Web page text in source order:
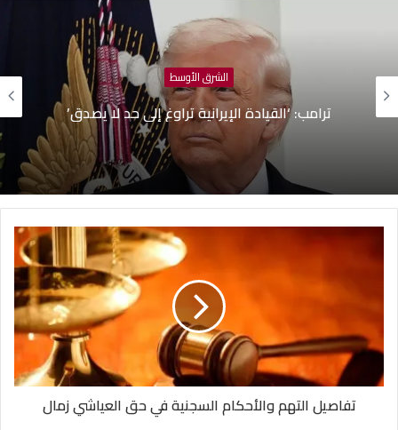
الشرق الأوسط
‘القيادة الإيرانية تراوغ إلى حد لا يصدق’
تفاصيل التهم والأحكام السجنية في حق العياشي زمال